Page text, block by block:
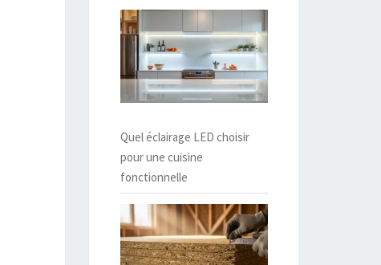
Quel éclairage LED choisir
pour une cuisine
fonctionnelle